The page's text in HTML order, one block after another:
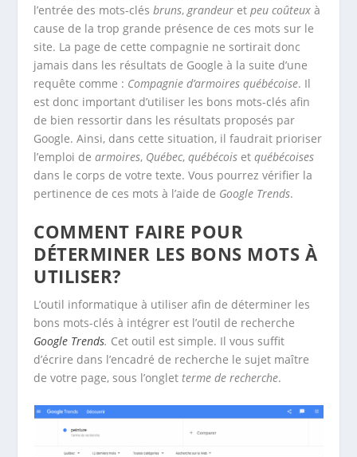
l’entrée des mots-clésbruns, grandeur etpeu coûteux à
cause de la trop grande présence de ces mots sur le
site. La page de cette compagnie ne sortirait donc
jamais dans les résultats de Google à la suite d’une
requête comme : Compagnie d’armoires québécoise. Il
est donc important d’utiliser les bons mots-clés afin
de bien ressortir dans les résultats proposés par
Google. Ainsi, dans cette situation, il faudrait prioriser
l’emploi dearmoires, Québec, québécois etquébécoises
dans le corps de votre texte. Vous pourrez vérifier la
pertinence de ces mots à l’aide de Google Trends.
COMMENT FAIRE POUR
DÉTERMINER LES BONS MOTS À
UTILISER?
L’outil informatique à utiliser afin de déterminer les
bons mots-clés à intégrer est l’outil de recherche
Google Trends. Cet outil est simple. Il vous suffit
d’écrire dans l’encadré de recherche le sujet maître
de votre page, sous l’ongletterme de recherche.